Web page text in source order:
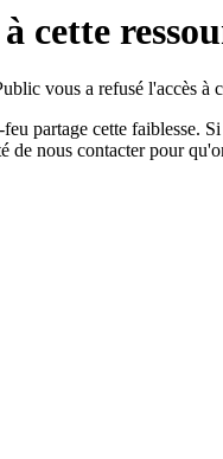
cette
vous a refusé l'accès à
partage cette faiblesse.
de nous contacter pour